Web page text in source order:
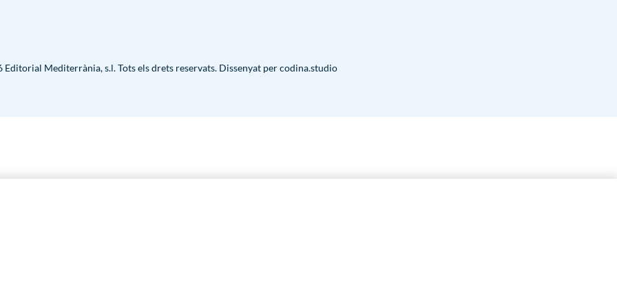
Editorial Mediterrània, s.l. Tots els drets reservats. Dissenyat percodina.studio